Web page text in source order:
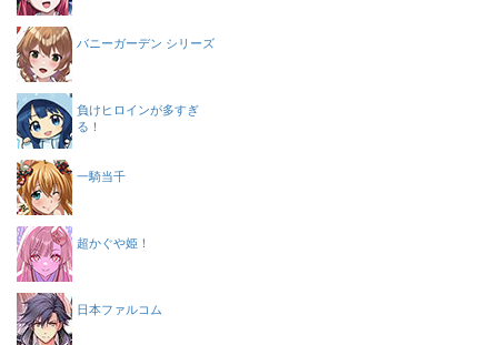
バニーガーデン シリーズ
負けヒロインが多すぎ
る！
一騎当千
超かぐや姫！
日本ファルコム